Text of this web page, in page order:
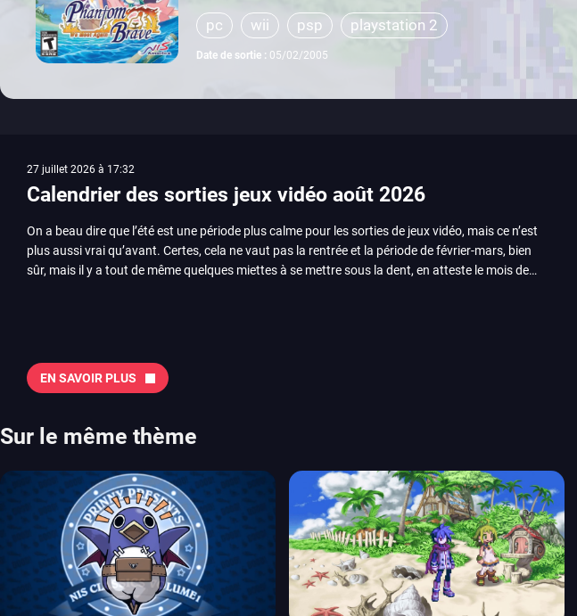
pc wii psp playstation 2
Date de sortie : 05/02/2005
27 juillet 2026 à 17:32
Calendrier des sorties jeux vidéo août 2026
On a beau dire que l’été est une période plus calme pour les sorties de jeux vidéo, mais ce n’est
plus aussi vrai qu’avant. Certes, cela ne vaut pas la rentrée et la période de février-mars, bien
sûr, mais il y a tout de même quelques miettes à se mettre sous la dent, en atteste le mois de
Tokon ou encore Beast of Reincarnation, qui nous montre que Game Freak sait faire autre
chose d’ambitieux que Pokémon. On n’oubliera pas la période de Gamescom, avec Star Wars,
2026 Vous trouverez ici tous les jeux majeurs qui sortiront au mois de juin. Vous trouverez
aussi les jeux de ce mois dans notre page dédiée…
EN SAVOIR PLUS
Sur le même thème